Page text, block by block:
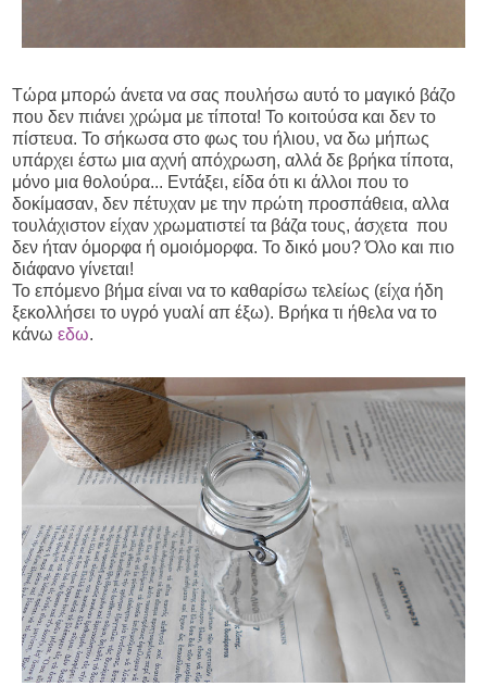
Τώρα μπορώ άνετα να σας πουλήσω αυτό το μαγικό βάζο
που δεν πιάνει χρώμα με τίποτα! Το κοιτούσα και δεν το
πίστευα. Το σήκωσα στο φως του ήλιου, να δω μήπως
υπάρχει έστω μια αχνή απόχρωση, αλλά δε βρήκα τίποτα,
μόνο μια θολούρα... Εντάξει, είδα ότι κι άλλοι που το
δοκίμασαν, δεν πέτυχαν με την πρώτη προσπάθεια, αλλα
τουλάχιστον είχαν χρωματιστεί τα βάζα τους, άσχετα που
δεν ήταν όμορφα ή ομοιόμορφα. Το δικό μου? Όλο και πιο
διάφανο γίνεται!
Το επόμενο βήμα είναι να το καθαρίσω τελείως (είχα ήδη
ξεκολλήσει το υγρό γυαλί απ έξω). Βρήκα τι ήθελα να το
κάνω εδω.